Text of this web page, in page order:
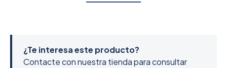
¿Te interesa este producto?
Contacte con nuestra tienda para consultar